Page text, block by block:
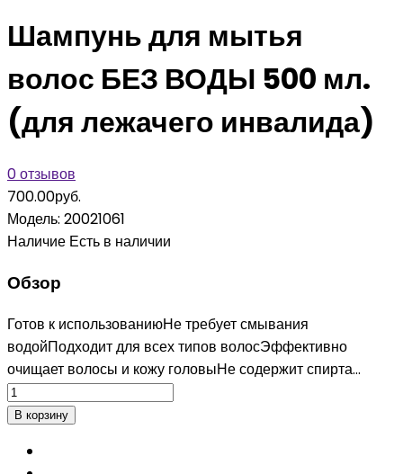
Шампунь для мытья
волос БЕЗ ВОДЫ 500 мл.
(для лежачего инвалида)
0 отзывов
700.00руб.
Модель: 20021061
Наличие Есть в наличии
Обзор
Готов к использованиюНе требует смывания
водойПодходит для всех типов волосЭффективно
очищает волосы и кожу головыНе содержит спирта...